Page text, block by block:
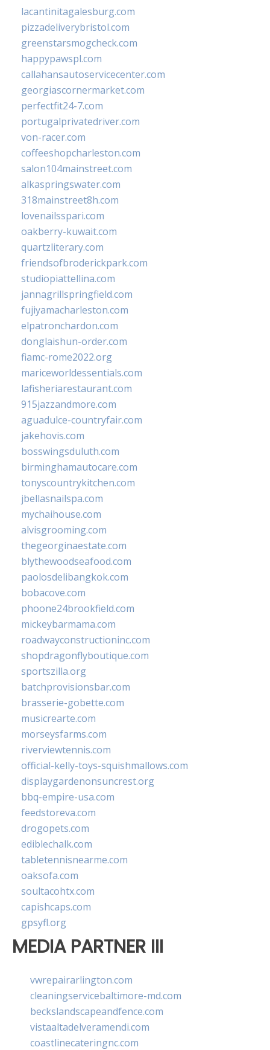
lacantinitagalesburg.com
pizzadeliverybristol.com
greenstarsmogcheck.com
happypawspl.com
callahansautoservicecenter.com
georgiascornermarket.com
perfectfit24-7.com
portugalprivatedriver.com
von-racer.com
coffeeshopcharleston.com
salon104mainstreet.com
alkaspringswater.com
318mainstreet8h.com
lovenailsspari.com
oakberry-kuwait.com
quartzliterary.com
friendsofbroderickpark.com
studiopiattellina.com
jannagrillspringfield.com
fujiyamacharleston.com
elpatronchardon.com
donglaishun-order.com
fiamc-rome2022.org
mariceworldessentials.com
lafisheriarestaurant.com
915jazzandmore.com
aguadulce-countryfair.com
jakehovis.com
bosswingsduluth.com
birminghamautocare.com
tonyscountrykitchen.com
jbellasnailspa.com
mychaihouse.com
alvisgrooming.com
thegeorginaestate.com
blythewoodseafood.com
paolosdelibangkok.com
bobacove.com
phoone24brookfield.com
mickeybarmama.com
roadwayconstructioninc.com
shopdragonflyboutique.com
sportszilla.org
batchprovisionsbar.com
brasserie-gobette.com
musicrearte.com
morseysfarms.com
riverviewtennis.com
official-kelly-toys-squishmallows.com
displaygardenonsuncrest.org
bbq-empire-usa.com
feedstoreva.com
drogopets.com
ediblechalk.com
tabletennisnearme.com
oaksofa.com
soultacohtx.com
capishcaps.com
gpsyfl.org
MEDIA PARTNER III
vwrepairarlington.com
cleaningservicebaltimore-md.com
beckslandscapeandfence.com
vistaaltadelveramendi.com
coastlinecateringnc.com